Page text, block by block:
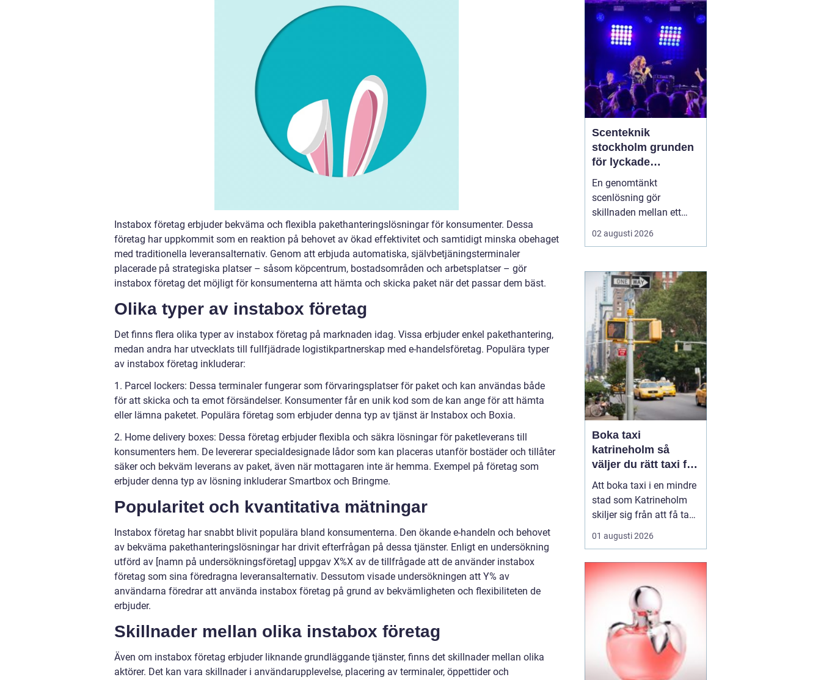
Instabox företag erbjuder bekväma och flexibla pakethanteringslösningar för konsumenter. Dessa
företag har uppkommit som en reaktion på behovet av ökad effektivitet och samtidigt minska obehaget
med traditionella leveransalternativ. Genom att erbjuda automatiska, självbetjäningsterminaler
placerade på strategiska platser – såsom köpcentrum, bostadsområden och arbetsplatser – gör
instabox företag det möjligt för konsumenterna att hämta och skicka paket när det passar dem bäst.
Olika typer av instabox företag
Det finns flera olika typer av instabox företag på marknaden idag. Vissa erbjuder enkel pakethantering,
medan andra har utvecklats till fullfjädrade logistikpartnerskap med e-handelsföretag. Populära typer
av instabox företag inkluderar:
1. Parcel lockers: Dessa terminaler fungerar som förvaringsplatser för paket och kan användas både
för att skicka och ta emot försändelser. Konsumenter får en unik kod som de kan ange för att hämta
eller lämna paketet. Populära företag som erbjuder denna typ av tjänst är Instabox och Boxia.
2. Home delivery boxes: Dessa företag erbjuder flexibla och säkra lösningar för paketleverans till
konsumenters hem. De levererar specialdesignade lådor som kan placeras utanför bostäder och tillåter
säker och bekväm leverans av paket, även när mottagaren inte är hemma. Exempel på företag som
erbjuder denna typ av lösning inkluderar Smartbox och Bringme.
Popularitet och kvantitativa mätningar
Instabox företag har snabbt blivit populära bland konsumenterna. Den ökande e-handeln och behovet
av bekväma pakethanteringslösningar har drivit efterfrågan på dessa tjänster. Enligt en undersökning
utförd av [namn på undersökningsföretag] uppgav X%X av de tillfrågade att de använder instabox
företag som sina föredragna leveransalternativ. Dessutom visade undersökningen att Y% av
användarna föredrar att använda instabox företag på grund av bekvämligheten och flexibiliteten de
erbjuder.
Skillnader mellan olika instabox företag
Även om instabox företag erbjuder liknande grundläggande tjänster, finns det skillnader mellan olika
aktörer. Det kan vara skillnader i användarupplevelse, placering av terminaler, öppettider och
Scenteknik
stockholm grunden
för lyckade
evenemang
En genomtänkt
scenlösning gör
skillnaden mellan ett
evenemang som känns
trevande och ett som
publiken. När ljud, ljus,
bild och scenbyggnation
samspelar skapas fokus,
energi och trygghet både
för publiken och för dem
på scen. I ...
02 augusti 2026
Boka taxi
katrineholm så
väljer du rätt taxi för
trygga resor
Att boka taxi i en mindre
stad som Katrineholm
skiljer sig från att få tag
på bil i en storstad.
Utbudet är mer
skillnaden mellan olika
bolag kan vara tydlig.
Den som söker efter
Boka Taxi K...
01 augusti 2026